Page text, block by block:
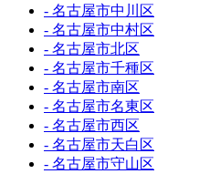
- 名古屋市中川区
- 名古屋市中村区
- 名古屋市北区
- 名古屋市千種区
- 名古屋市南区
- 名古屋市名東区
- 名古屋市西区
- 名古屋市天白区
- 名古屋市守山区